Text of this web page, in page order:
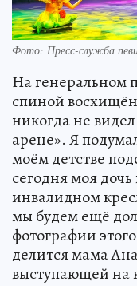
Фото: Пресс-служба
На генеральном
спиной
никогда не
арене». Я
моём детстве
сегодня моя
инвалидном
мы будем ещё
фотографии
делится мама
выступающей на